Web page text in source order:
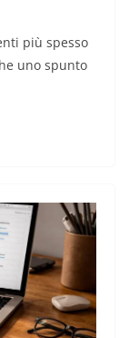
più spesso
uno spunto